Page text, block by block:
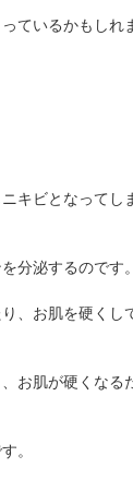
ているかもしれ
キビとなってし
分泌するのです。
、お肌を硬くし
お肌が硬くなる
。